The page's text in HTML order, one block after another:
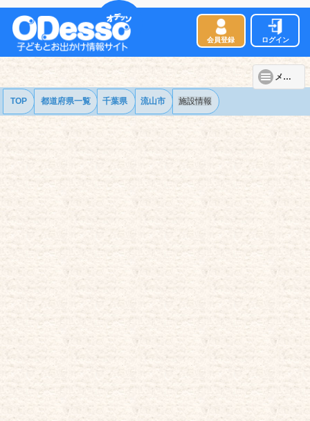
会員登録 ログイン
メニュー
TOP 都道府県一覧 千葉県 流山市 施設情報